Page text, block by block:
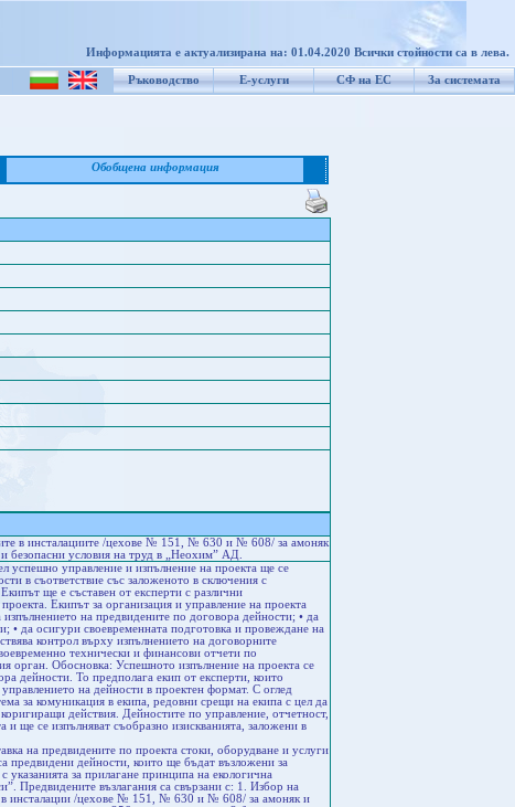
Информацията е актуализирана на: 01.04.2020 Всички стойности са в лева.
Ръководство Е-услуги СФ на ЕС За системата
Обобщена информация
в инсталациите /цехове № 151, № 630 и № 608/ за амоняк
безопасни условия на труд в „Неохим” АД.
успешно управление и изпълнение на проекта ще се
в съответствие със заложеното в сключения с
ще е съставен от експерти с различни
Екипът за организация и управление на проекта
на предвидените по договора дейности; • да
• да осигури своевременната подготовка и провеждане на
контрол върху изпълнението на договорните
технически и финансови отчети по
орган. Обосновка: Успешното изпълнение на проекта се
дейности. То предполага екип от експерти, които
на дейности в проектен формат. С оглед
за комуникация в екипа, редовни срещи на екипа с цел да
действия. Дейностите по управление, отчетност,
ще се изпълняват съобразно изискванията, заложени в
на предвидените по проекта стоки, оборудване и услуги
дейности, които ще бъдат възложени за
за прилагане принципа на екологична
Предвидените възлагания са свързани с: 1. Избор на
в инсталации /цехове № 151, № 630 и № 608/ за амоняк и